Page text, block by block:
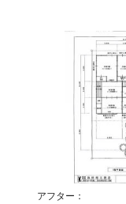
アフター：